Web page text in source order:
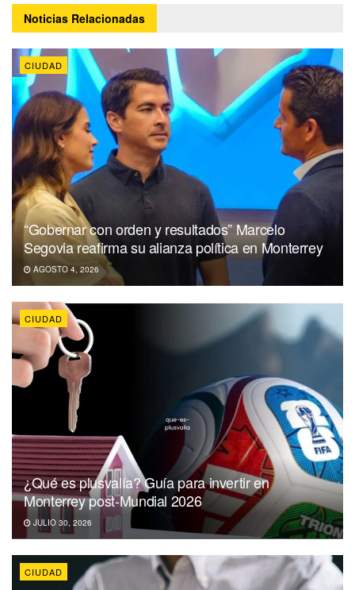
Noticias Relacionadas
CIUDAD
“Gobernar con orden y resultados” Marcelo
Segovia reafirma su alianza política en Monterrey
AGOSTO 4, 2026
CIUDAD
¿Qué es plusvalía? Guía para invertir en
Monterrey post-Mundial 2026
JULIO 30, 2026
CIUDAD